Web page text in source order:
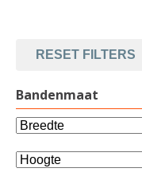
RESET FILTERS
Bandenmaat